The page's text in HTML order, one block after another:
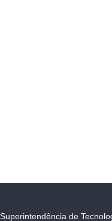
Superintendência de